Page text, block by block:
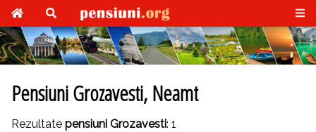
Pensiuni Grozavesti, Neamt
Rezultate pensiuni Grozavesti: 1